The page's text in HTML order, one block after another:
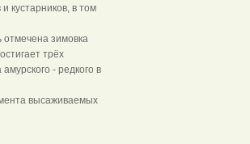
кустарников, в том
отмечена зимовка
трёх
- редкого в
высаживаемых